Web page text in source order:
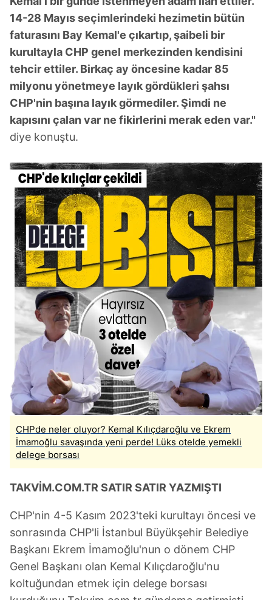
kullanılmaktadır. Diğer çerezler, sitemizin daha işlevsel
kılınması ve kişiselleştirilmesi ve sizlere yönelik
reklam/pazarlama faaliyetlerinin yapılması, amaçlarıyla
sınırlı olarak açık rızanız dahilinde kullanılacaktır.
Çerezlere ilişkin tercihlerinizi aşağıda yer alan panel
vasıtasıyla belirleyebilirsiniz. Çerezlere ilişkin detaylı bilgi
için Ayarlar butonuna tıklayabilir,Çerez Bilgilendirme
Metnimizi ziyaret edebilirsiniz.
6698 sayılı Kişisel Verilerin Korunması Kanunu uyarınca
hazırlanmış Aydınlatma Metnimizi okumak ve sitemizde
ilgili mevzuata uygun olarak kullanılan çerezlerle ilgili bilgi
almak için lütfentıklayınız.
14-28 Mayıs seçimlerindeki hezimetin bütün
faturasını Bay Kemal'e çıkartıp, şaibeli bir
kurultayla CHP genel merkezinden kendisini
tehcir ettiler. Birkaç ay öncesine kadar 85
milyonu yönetmeye layık gördükleri şahsı
CHP'nin başına layık görmediler. Şimdi ne
kapısını çalan var ne fikirlerini merak eden var."
diye konuştu.
CHPde neler oluyor? Kemal Kılıçdaroğlu ve Ekrem
İmamoğlu savaşında yeni perde! Lüks otelde yemekli
delege borsası
TAKVİM.COM.TR SATIR SATIR YAZMIŞTI
CHP'nin 4-5 Kasım 2023'teki kurultayı öncesi ve
sonrasında CHP'li İstanbul Büyükşehir Belediye
Başkanı Ekrem İmamoğlu'nun o dönem CHP
Genel Başkanı olan Kemal Kılıçdaroğlu'nu
koltuğundan etmek için delege borsası